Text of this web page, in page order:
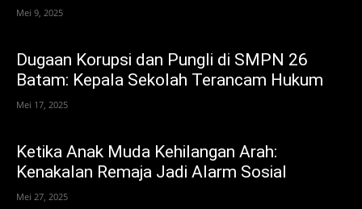
Mei 9, 2025
Dugaan Korupsi dan Pungli di SMPN 26
Batam: Kepala Sekolah Terancam Hukum
Mei 17, 2025
Ketika Anak Muda Kehilangan Arah:
Kenakalan Remaja Jadi Alarm Sosial
Mei 27, 2025